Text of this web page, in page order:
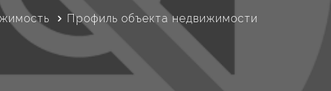
Профиль объекта недвижимости